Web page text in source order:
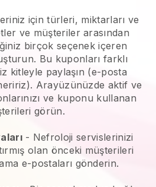
için türleri, miktarları ve
ve müşteriler arasından
birçok seçenek içeren
Bu kuponları farklı
kitleyle paylaşın (e-posta
Arayüzünüzde aktif ve
ve kuponu kullanan
görün.
- Nefroloji servislerinizi
olan önceki müşterileri
e-postaları gönderin.